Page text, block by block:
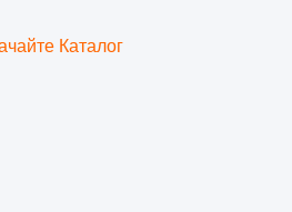
Каталог